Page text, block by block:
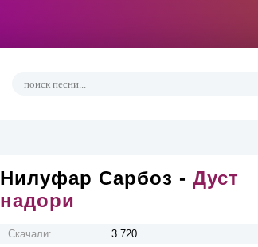
Нилуфар Сарбоз - Дуст
надори
Скачали:
3 720